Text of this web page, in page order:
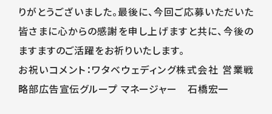
りがとうございました。最後に、今回ご応募いただいた
皆さまに心からの感謝を申し上げますと共に、今後の
ますますのご活躍をお祈りいたします。
お祝いコメント：ワタベウェディング株式会社 営業戦
略部広告宣伝グループ マネージャー 石橋宏一